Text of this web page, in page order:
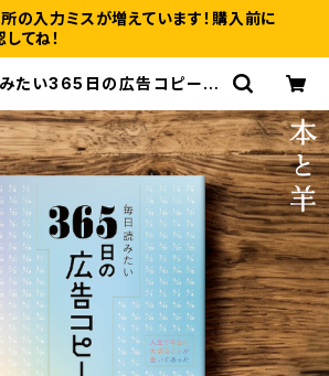
の入力ミスが増えています！購入前に
てね！
たい365日の広告コピー |